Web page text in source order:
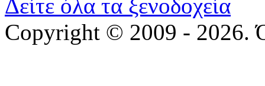
Δείτε όλα τα ξενοδοχεία
Copyright © 2009 - 2026.